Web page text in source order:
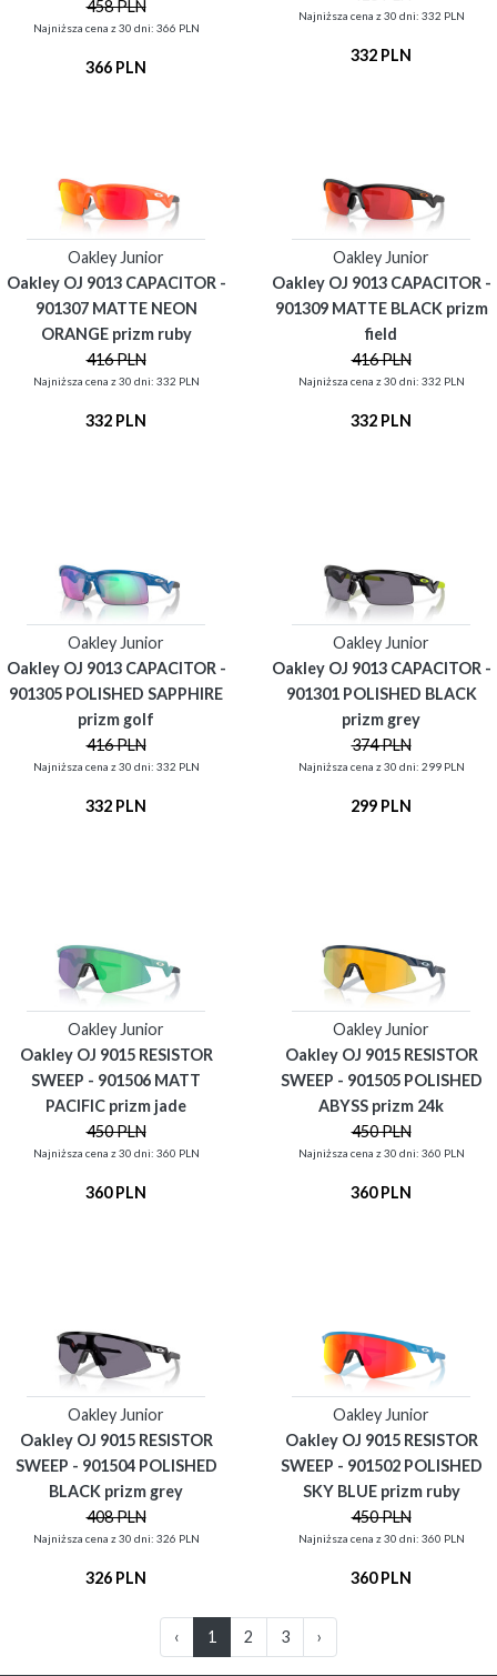
458 PLN
Najniższa cena z 30 dni: 366 PLN
366 PLN
Najniższa cena z 30 dni: 332 PLN
332 PLN
Oakley Junior
Oakley OJ 9013 CAPACITOR -
901307 MATTE NEON
ORANGE prizm ruby
416 PLN
Najniższa cena z 30 dni: 332 PLN
332 PLN
Oakley Junior
Oakley OJ 9013 CAPACITOR -
901309 MATTE BLACK prizm
field
416 PLN
Najniższa cena z 30 dni: 332 PLN
332 PLN
Oakley Junior
Oakley OJ 9013 CAPACITOR -
901305 POLISHED SAPPHIRE
prizm golf
416 PLN
Najniższa cena z 30 dni: 332 PLN
332 PLN
Oakley Junior
Oakley OJ 9013 CAPACITOR -
901301 POLISHED BLACK
prizm grey
374 PLN
Najniższa cena z 30 dni: 299 PLN
299 PLN
Oakley Junior
Oakley OJ 9015 RESISTOR
SWEEP - 901506 MATT
PACIFIC prizm jade
450 PLN
Najniższa cena z 30 dni: 360 PLN
360 PLN
Oakley Junior
Oakley OJ 9015 RESISTOR
SWEEP - 901505 POLISHED
ABYSS prizm 24k
450 PLN
Najniższa cena z 30 dni: 360 PLN
360 PLN
Oakley Junior
Oakley OJ 9015 RESISTOR
SWEEP - 901504 POLISHED
BLACK prizm grey
408 PLN
Najniższa cena z 30 dni: 326 PLN
326 PLN
Oakley Junior
Oakley OJ 9015 RESISTOR
SWEEP - 901502 POLISHED
SKY BLUE prizm ruby
450 PLN
Najniższa cena z 30 dni: 360 PLN
360 PLN
‹ 1 2 3 ›